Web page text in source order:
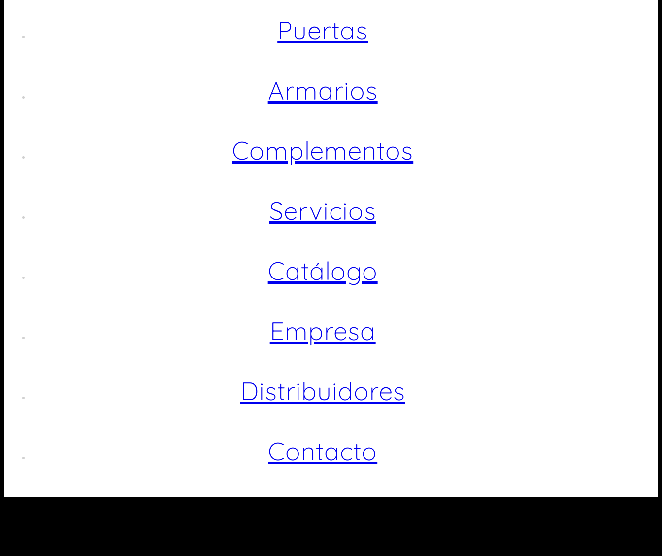
Puertas
Armarios
Complementos
Servicios
Catálogo
Empresa
Distribuidores
Contacto